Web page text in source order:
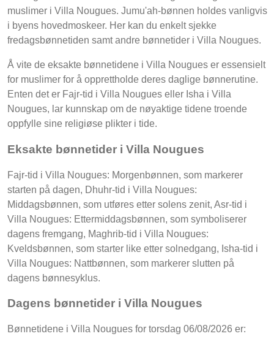
muslimer i Villa Nougues. Jumu'ah-bønnen holdes vanligvis
i byens hovedmoskeer. Her kan du enkelt sjekke
fredagsbønnetiden samt andre bønnetider i Villa Nougues.
Å vite de eksakte bønnetidene i Villa Nougues er essensielt
for muslimer for å opprettholde deres daglige bønnerutine.
Enten det er Fajr-tid i Villa Nougues eller Isha i Villa
Nougues, lar kunnskap om de nøyaktige tidene troende
oppfylle sine religiøse plikter i tide.
Eksakte bønnetider i Villa Nougues
Fajr-tid i Villa Nougues: Morgenbønnen, som markerer
starten på dagen, Dhuhr-tid i Villa Nougues:
Middagsbønnen, som utføres etter solens zenit, Asr-tid i
Villa Nougues: Ettermiddagsbønnen, som symboliserer
dagens fremgang, Maghrib-tid i Villa Nougues:
Kveldsbønnen, som starter like etter solnedgang, Isha-tid i
Villa Nougues: Nattbønnen, som markerer slutten på
dagens bønnesyklus.
Dagens bønnetider i Villa Nougues
Bønnetidene i Villa Nougues for torsdag 06/08/2026 er: